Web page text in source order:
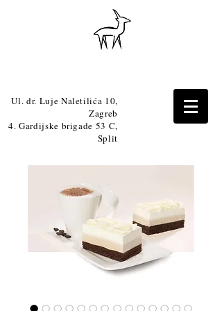
Ul. dr. Luje Naletilića 10,
Zagreb
4. Gardijske brigade 53 C,
Split